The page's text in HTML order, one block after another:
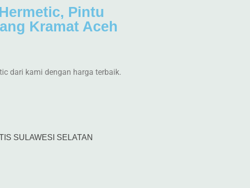
Pintu
Kramat Aceh
dari kami dengan harga terbaik.